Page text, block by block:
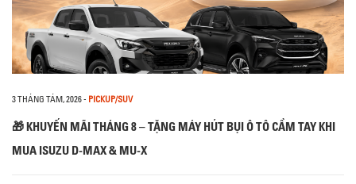
3 THÁNG TÁM, 2026- PICKUP/SUV
🎁 KHUYẾN MÃI THÁNG 8 – TẶNG MÁY HÚT BỤI Ô TÔ CẦM TAY KHI
MUA ISUZU D-MAX & MU-X